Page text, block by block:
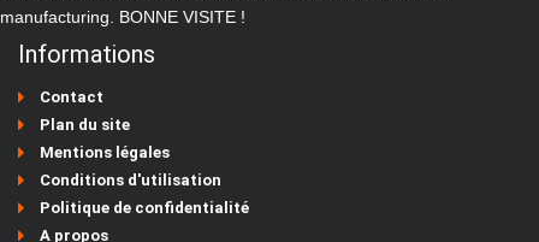
manufacturing. BONNE VISITE !
Informations
Contact
Plan du site
Mentions légales
Conditions d'utilisation
Politique de confidentialité
A propos